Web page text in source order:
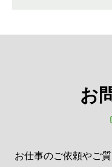
お
お仕事のご依頼やご